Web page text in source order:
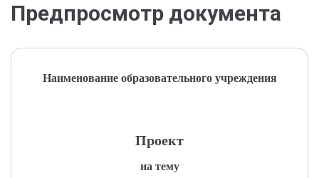
Предпросмотр документа
Наименование образовательного учреждения
Проект
на тему